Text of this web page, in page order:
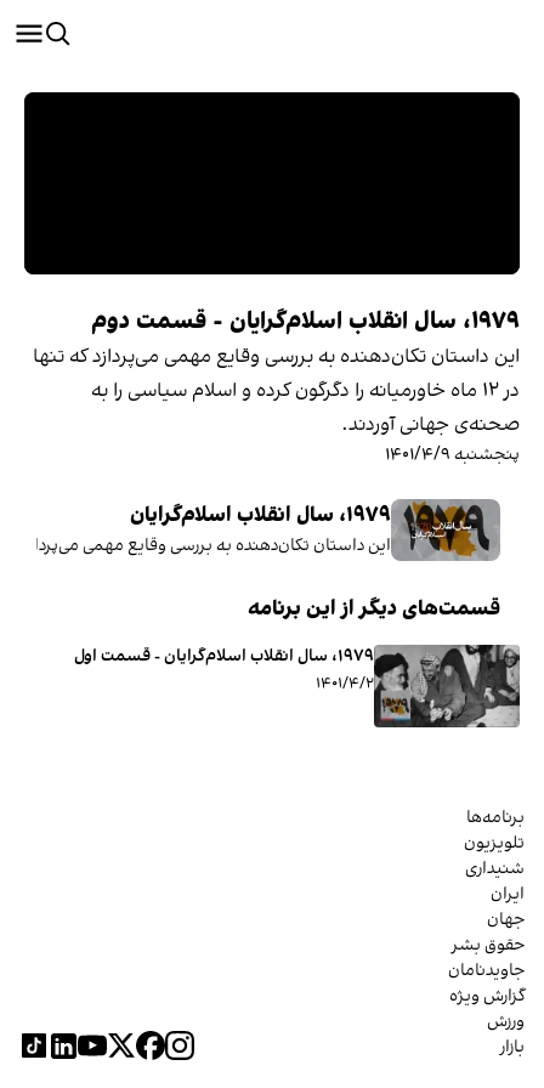
۱۹۷۹، سال انقلاب اسلام‌گرایان - قسمت دوم
این داستان تکان‌دهنده به بررسی وقایع مهمی می‌پردازد که تنها
در ۱۲ ماه خاورمیانه را دگرگون کرده و اسلام سیاسی را به‌
صحنه‌ی جهانی آوردند.
پنجشنبه ۱۴۰۱/۴/۹
۱۹۷۹، سال انقلاب اسلام‌گرایان
این داستان تکان‌دهنده به بررسی وقایع مهمی می‌پردازد که تنها در ۱۲ ماه خاورمیانه را دگرگون کرده و اسلام سیاسی را به‌
قسمت‌های دیگر از این برنامه
۱۹۷۹، سال انقلاب اسلام‌گرایان - قسمت اول
۱۴۰۱/۴/۲
برنامه‌ها
تلویزیون
شنیداری
ایران
جهان
حقوق بشر
جاویدنامان
گزارش ویژه
ورزش
بازار